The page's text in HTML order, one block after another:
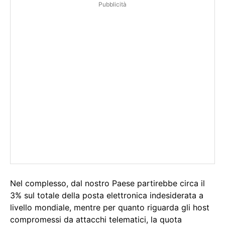
Pubblicità
Nel complesso, dal nostro Paese partirebbe circa il
3% sul totale della posta elettronica indesiderata a
livello mondiale, mentre per quanto riguarda gli host
compromessi da attacchi telematici, la quota